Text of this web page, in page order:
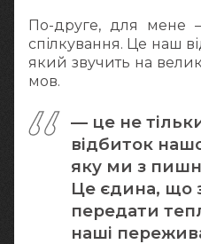
По-друге, для мене
спілкування. Це наш
який звучить на
мов.
— це не
відбиток
яку ми з
Це єдина, що
передати
наші